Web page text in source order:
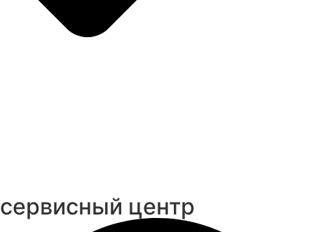
cервисный центр